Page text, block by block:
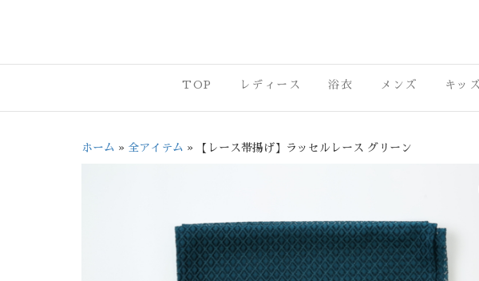
沼津市・三島市の七五
TOP レディース 浴衣 メンズ キッズ
ホーム » 全アイテム » 【レース帯揚げ】ラッセルレース グリーン